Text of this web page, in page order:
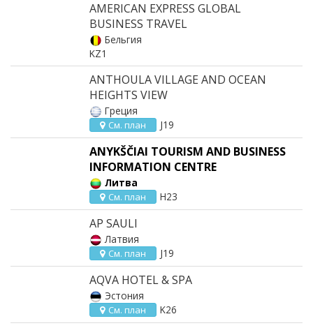
AMERICAN EXPRESS GLOBAL
BUSINESS TRAVEL
Бельгия
KZ1
ANTHOULA VILLAGE AND OCEAN
HEIGHTS VIEW
Греция
См. план J19
ANYKŠČIAI TOURISM AND BUSINESS
INFORMATION CENTRE
Литва
См. план H23
AP SAULI
Латвия
См. план J19
AQVA HOTEL & SPA
Эстония
См. план K26